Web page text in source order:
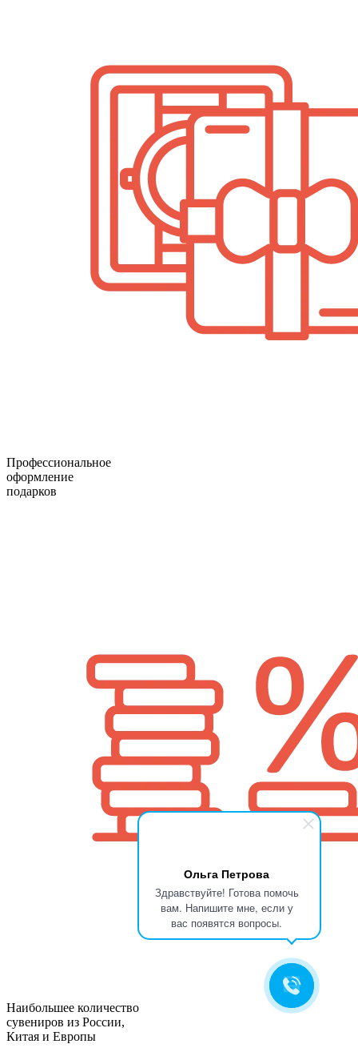
Ольга Петрова
Здравствуйте! Готова помочь
вам. Напишите мне, если у
вас появятся вопросы.
Профессиональное
оформление
подарков
Наибольшее количество
сувениров из России,
Китая и Европы